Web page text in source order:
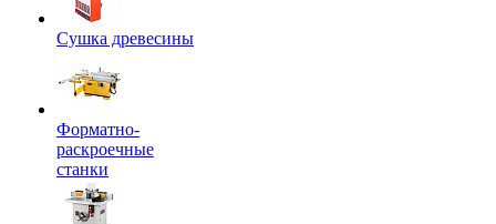
Сушка древесины
Форматно-
раскроечные
станки